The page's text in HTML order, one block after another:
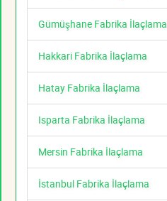
Gümüşhane Fabrika İlaçlama
Hakkari Fabrika İlaçlama
Hatay Fabrika İlaçlama
Isparta Fabrika İlaçlama
Mersin Fabrika İlaçlama
İstanbul Fabrika İlaçlama